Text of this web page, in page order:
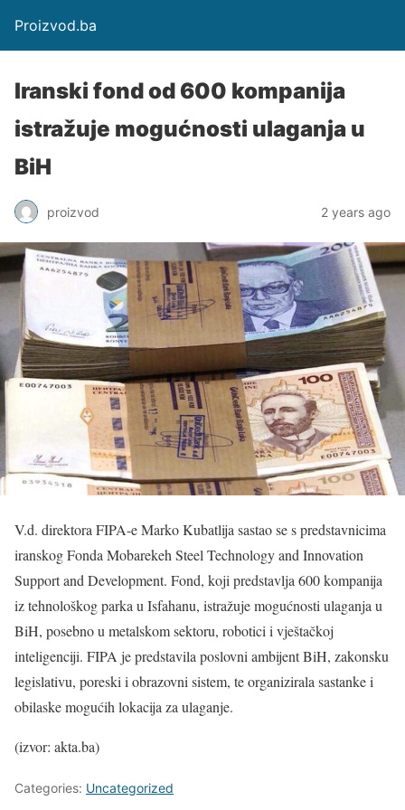
Proizvod.ba
Iranski fond od 600 kompanija
istražuje mogućnosti ulaganja u
BiH
proizvod 2 years ago
V.d. direktora FIPA-e Marko Kubatlija sastao se s predstavnicima
iranskog Fonda Mobarekeh Steel Technology and Innovation
Support and Development. Fond, koji predstavlja 600 kompanija
iz tehnološkog parka u Isfahanu, istražuje mogućnosti ulaganja u
BiH, posebno u metalskom sektoru, robotici i vještačkoj
inteligenciji. FIPA je predstavila poslovni ambijent BiH, zakonsku
legislativu, poreski i obrazovni sistem, te organizirala sastanke i
obilaske mogućih lokacija za ulaganje.
(izvor: akta.ba)
Categories: Uncategorized